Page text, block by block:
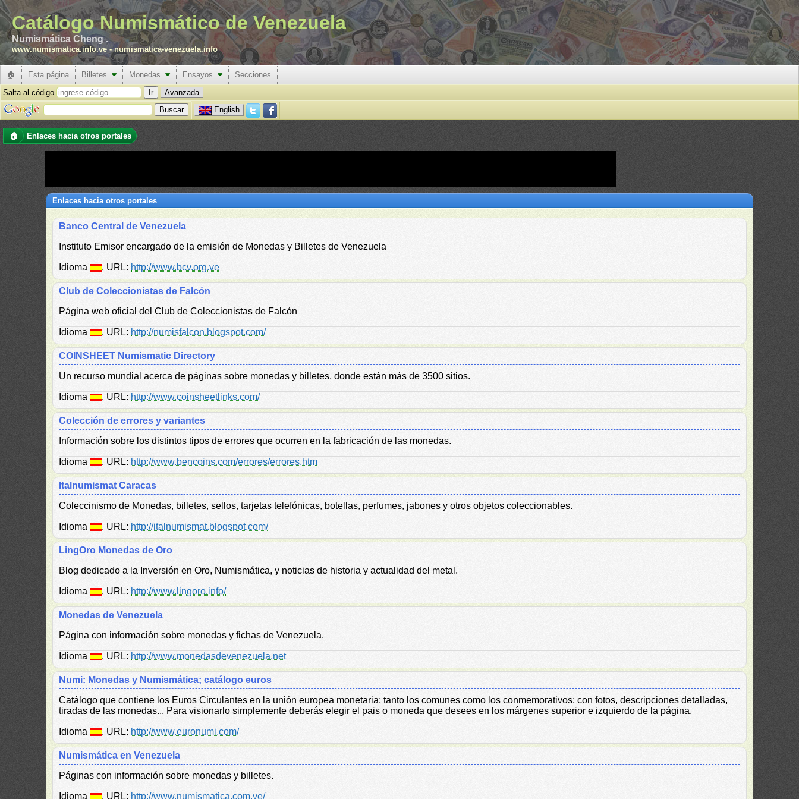
Catálogo Numismático de Venezuela
Numismática Cheng .
www.numismatica.info.ve -numismatica-venezuela.info
🏠 Esta página Billetes Monedas Ensayos
Secciones
Salta al código
Avanzada
English
🏠 Enlaces hacia otros portales
Enlaces hacia otros portales
Banco Central de Venezuela
Instituto Emisor encargado de la emisión de Monedas y Billetes de Venezuela
Idioma . URL: http://www.bcv.org.ve
Club de Coleccionistas de Falcón
Página web oficial del Club de Coleccionistas de Falcón
Idioma . URL: http://numisfalcon.blogspot.com/
COINSHEET Numismatic Directory
Un recurso mundial acerca de páginas sobre monedas y billetes, donde están más de 3500 sitios.
Idioma . URL: http://www.coinsheetlinks.com/
Colección de errores y variantes
Información sobre los distintos tipos de errores que ocurren en la fabricación de las monedas.
Idioma . URL: http://www.bencoins.com/errores/errores.htm
Italnumismat Caracas
Coleccinismo de Monedas, billetes, sellos, tarjetas telefónicas, botellas, perfumes, jabones y otros objetos coleccionables.
Idioma . URL: http://italnumismat.blogspot.com/
LingOro Monedas de Oro
Blog dedicado a la Inversión en Oro, Numismática, y noticias de historia y actualidad del metal.
Idioma . URL: http://www.lingoro.info/
Monedas de Venezuela
Página con información sobre monedas y fichas de Venezuela.
Idioma . URL: http://www.monedasdevenezuela.net
Numi: Monedas y Numismática; catálogo euros
Catálogo que contiene los Euros Circulantes en la unión europea monetaria; tanto los comunes como los conmemorativos; con fotos, descripciones detalladas,
tiradas de las monedas... Para visionarlo simplemente deberás elegir el pais o moneda que desees en los márgenes superior e izquierdo de la página.
Idioma . URL: http://www.euronumi.com/
Numismática en Venezuela
Páginas con información sobre monedas y billetes.
Idioma . URL: http://www.numismatica.com.ve/